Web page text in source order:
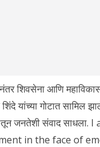
शिवसेना आणि
यांच्या गोटात सामिल
जनतेशी संवाद
in the face of